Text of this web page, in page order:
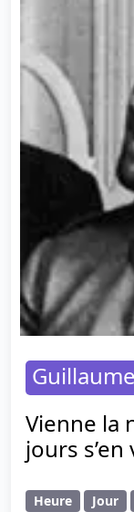
Vienne la
jours
Heure Jour